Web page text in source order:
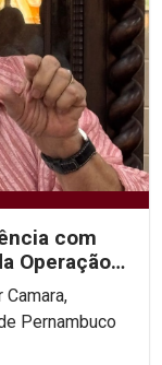
com
Operação
Pernambuco